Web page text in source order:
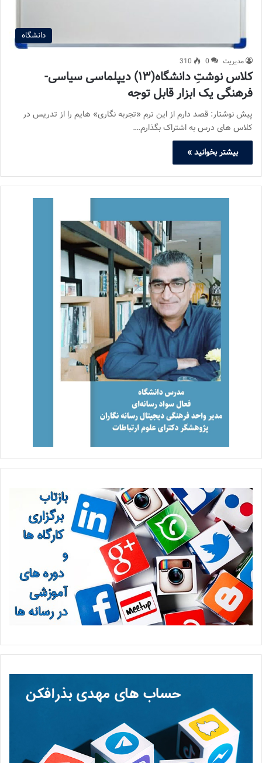
دانشگاه
مدیریت 0
310
کلاس نوشتِ دانشگاه(۱۳) دیپلماسی سیاسی-
فرهنگی یک ابزار قابل توجه
پیش نوشتار: قصد دارم از این ترم «تجربه نگاری» هایم را از تدریس در
کلاس های درس به اشتراک بگذارم.…
بیشتر بخوانید »